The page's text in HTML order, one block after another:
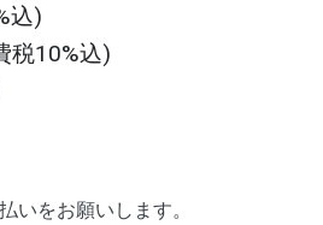
込)
税10%込)
いをお願いします。